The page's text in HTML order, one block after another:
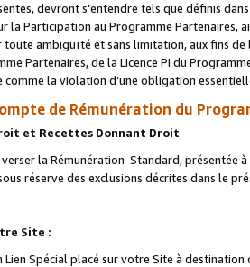
devront s'entendre tels que définis
la Participation au Programme Partenaires,
toute ambiguïté et sans limitation, aux fins
Partenaires, de la Licence PI du
comme la violation d’une obligation
de Rémunération du
et Recettes Donnant Droit
la Rémunération Standard, présentée
réserve des exclusions décrites dans le
Site :
Spécial placé sur votre Site à destination